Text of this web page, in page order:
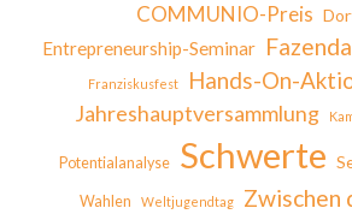
COMMUNIO-Preis
Entrepreneurship-Seminar
Franziskusfest Hands-On-
Jahreshauptversammlung
Potentialanalyse Schwerte
Wahlen Weltjugendtag Zwischen